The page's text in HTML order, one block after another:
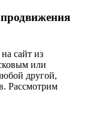
сайт из
или
другой,
Рассмотрим